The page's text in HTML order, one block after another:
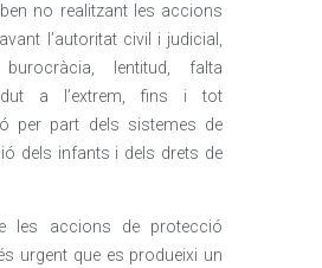
no realitzant les accions
l’autoritat civil i judicial,
lentitud, falta
dut a l’extrem, fins i tot
per part dels sistemes de
dels infants i dels drets de
les accions de protecció
urgent que es produeixi un